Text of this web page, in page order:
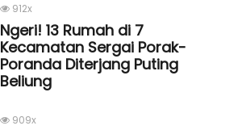
912x
Ngeri! 13 Rumah di 7
Kecamatan Sergai Porak-
Poranda Diterjang Puting
Beliung
909x